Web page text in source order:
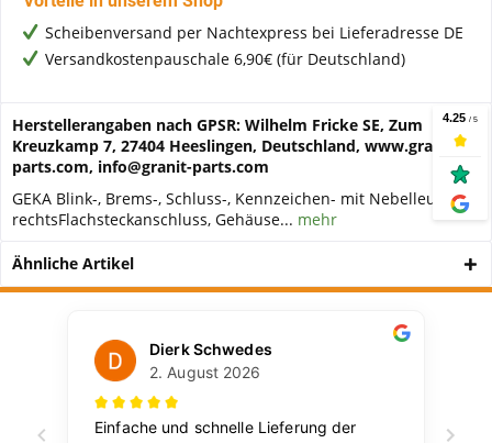
Scheibenversand per Nachtexpress bei Lieferadresse DE
Versandkostenpauschale 6,90€ (für Deutschland)
Herstellerangaben nach GPSR: Wilhelm Fricke SE, Zum
Kreuzkamp 7, 27404 Heeslingen, Deutschland, www.granit-
parts.com, info@granit-parts.com
GEKA Blink-, Brems-, Schluss-, Kennzeichen- mit Nebelleuchte
rechtsFlachsteckanschluss, Gehäuse... mehr
Ähnliche Artikel